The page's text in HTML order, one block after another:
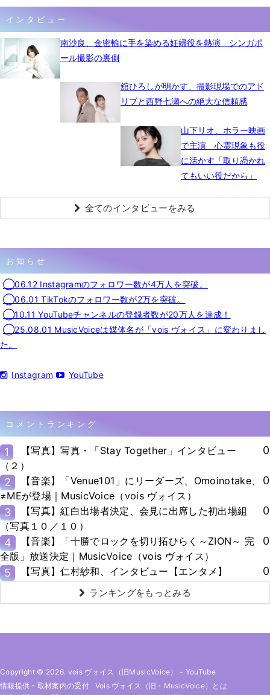
インタビュー
南沙良、金密輸に手を染める妊婦役を熱演 シンガポ
ール撮影の裏側
舘ひろしが明かす、撮影現場でのアド
リブと西野七瀬への絶大な信頼感
山下リオ、ホラー映画
で主演 心霊現象も役
に活かす「取り憑かれ
てもいい役だから」
全てのインタビューをみる
お知らせ
◯06.12 Instagramのフォロワー数が4万人を突破。
◯06.01 TikTokのフォロワー数が2万を突破。
◯10.11 YouTubeチャンネルの登録者数が20万人を達成！
◯25.08.01 MusicVoiceは媒体名が「vois ヴォイス」に変わりまし
た。
Instagram YouTube
コメントランキング
1
【写真】写真・「Stay Together」インタビュー
（２）
0
2
【音楽】「Venue101」にリーダーズ、Omoinotake、
≠MEが登場｜MusicVoice（vois ヴォイス）
0
3
【写真】紅白出場者決定、会見に出席した初出場組
（写真１０／１０）
0
4
【音楽】「十勝でロックを切り拓ひらく～ZION～ 完
全版」放送決定｜MusicVoice（vois ヴォイス）
0
5 【写真】仁村紗和、インタビュー【エンタメ】 0
ランキングをもっとみる
Copyright © 2026. vois ヴォイス（旧MusicVoice） - YouTube
情報提供・取材案内の受付
Vois ヴォイス（旧・MusicVoice）とは